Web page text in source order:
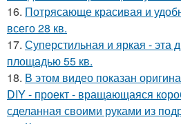
16. Потрясающе красивая и
всего 28 кв.
17. Суперстильная и яркая - эта
площадью 55 кв.
18. В этом видео показан
DIY - проект - вращающаяся
сделанная своими руками из